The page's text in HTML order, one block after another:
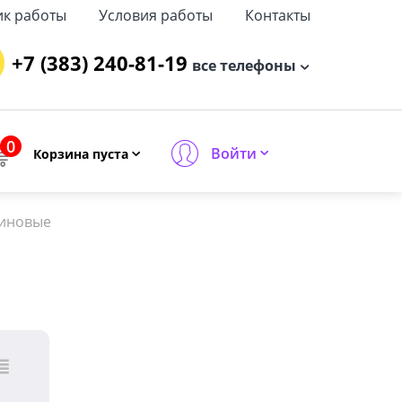
работы Условия работы Контакты
+7 (383) 240-81-19 все телефоны
0 Корзина пуста Войти